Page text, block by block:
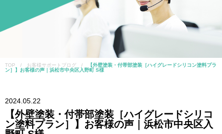
TOP / お客様サポートブログ /
【外壁塗装・付帯部塗装［ハイグレードシリコン塗料プラ
ン］】お客様の声｜浜松市中央区入野町 S様
2024.05.22
【外壁塗装・付帯部塗装［ハイグレードシリコ
ン塗料プラン］】お客様の声｜浜松市中央区入